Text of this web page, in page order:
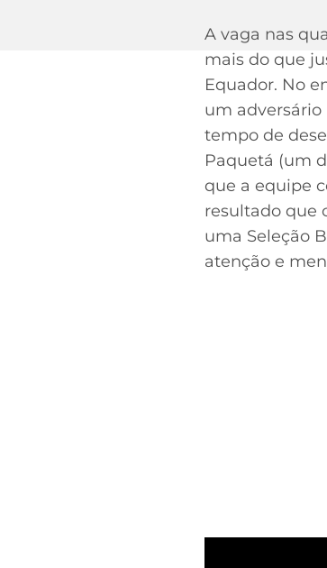
A vaga nas
mais do que
Equador. No
um
tempo de
Paquetá (um
que a equipe
resultado que
uma Seleção
atenção e